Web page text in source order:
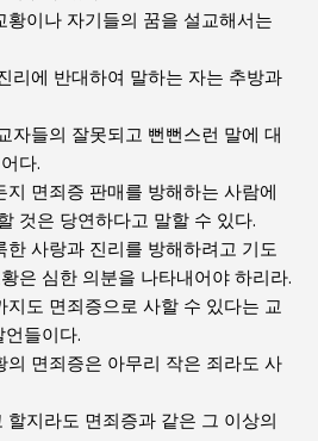
이나 자기들의 꿈을 설교해서는
리에 반대하여 말하는 자는 추방과
자들의 잘못되고 뻔뻔스런 말에 대
다.
면죄증 판매를 방해하는 사람에
것은 당연하다고 말할 수 있다.
사랑과 진리를 방해하려고 기도
은 심한 의분을 나타내어야 하리라.
도 면죄증으로 사할 수 있다는 교
들이다.
의 면죄증은 아무리 작은 죄라도 사
지라도 면죄증과 같은 그 이상의